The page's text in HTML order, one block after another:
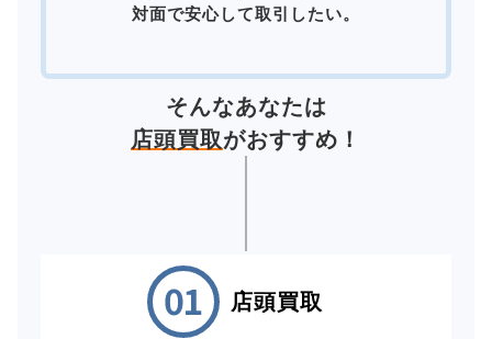
対面で安心して取引したい。
そんなあなたは
店頭買取がおすすめ！
店頭買取